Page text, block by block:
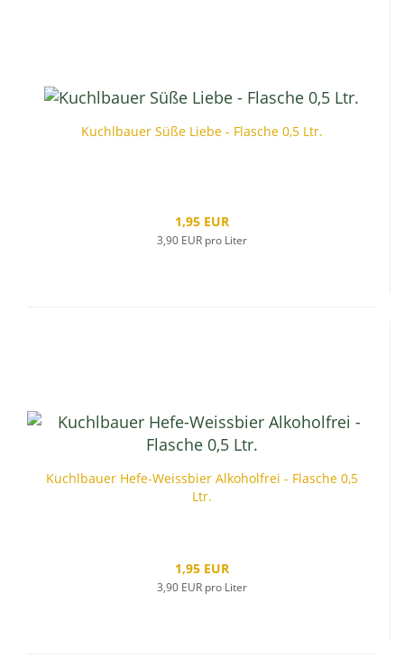
Kuchlbauer Süße Liebe - Flasche 0,5 Ltr.
1,95 EUR
3,90 EUR pro Liter
Kuchlbauer Hefe-Weissbier Alkoholfrei - Flasche 0,5
Ltr.
1,95 EUR
3,90 EUR pro Liter